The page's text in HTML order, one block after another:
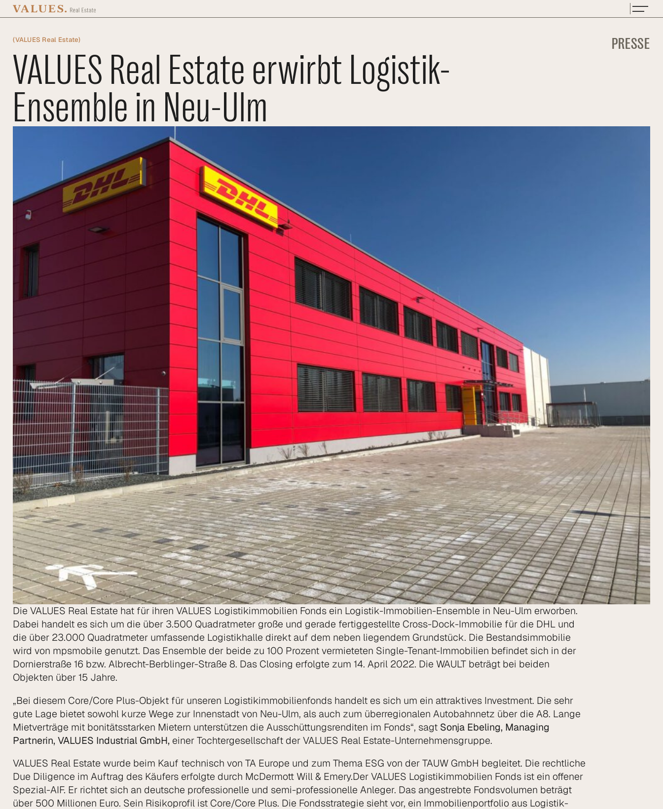
Zum Hauptinhalt springen
(VALUES Real Estate) PRESSE
VALUES Real Estate erwirbt Logistik-
Ensemble in Neu-Ulm
Die VALUES Real Estate hat für ihren VALUES Logistikimmobilien Fonds ein Logistik-Immobilien-Ensemble in Neu-Ulm erworben.
Dabei handelt es sich um die über 3.500 Quadratmeter große und gerade fertiggestellte Cross-Dock-Immobilie für die DHL und
die über 23.000 Quadratmeter umfassende Logistikhalle direkt auf dem neben liegendem Grundstück. Die Bestandsimmobilie
wird von mpsmobile genutzt. Das Ensemble der beide zu 100 Prozent vermieteten Single-Tenant-Immobilien befindet sich in der
Dornierstraße 16 bzw. Albrecht-Berblinger-Straße 8. Das Closing erfolgte zum 14. April 2022. Die WAULT beträgt bei beiden
Objekten über 15 Jahre.
„Bei diesem Core/Core Plus-Objekt für unseren Logistikimmobilienfonds handelt es sich um ein attraktives Investment. Die sehr
gute Lage bietet sowohl kurze Wege zur Innenstadt von Neu-Ulm, als auch zum überregionalen Autobahnnetz über die A8. Lange
Mietverträge mit bonitätsstarken Mietern unterstützen die Ausschüttungsrenditen im Fonds“, sagt Sonja Ebeling, Managing
Partnerin, VALUES Industrial GmbH, einer Tochtergesellschaft der VALUES Real Estate-Unternehmensgruppe.
VALUES Real Estate wurde beim Kauf technisch von TA Europe und zum Thema ESG von der TAUW GmbH begleitet. Die rechtliche
Due Diligence im Auftrag des Käufers erfolgte durch McDermott Will & Emery.Der VALUES Logistikimmobilien Fonds ist ein offener
Spezial-AIF. Er richtet sich an deutsche professionelle und semi-professionelle Anleger. Das angestrebte Fondsvolumen beträgt
über 500 Millionen Euro. Sein Risikoprofil ist Core/Core Plus. Die Fondsstrategie sieht vor, ein Immobilienportfolio aus Logistik-